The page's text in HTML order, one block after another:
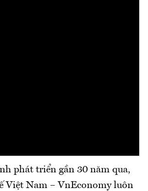
phát triển gần 30 năm qua,
Việt Nam – VnEconomy luôn